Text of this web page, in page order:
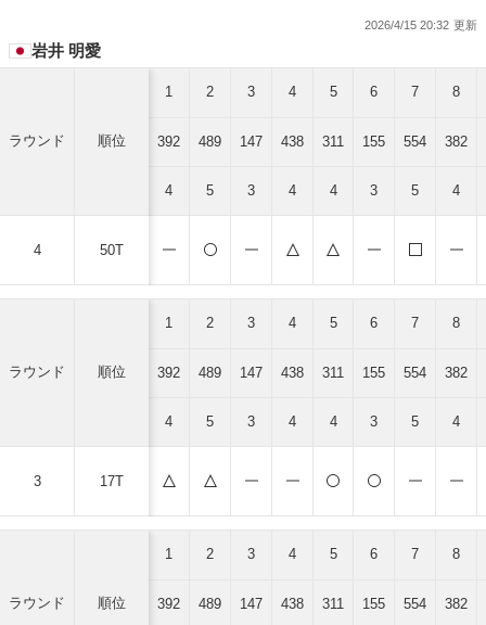
2026/4/15 20:32
岩井 明愛
ラウンド 順位
4 50T
1 2 3 4 5 6 7 8
392 489 147 438 311 155 554 382
4 5 3 4 4 3 5 4
ラウンド 順位
3 17T
1 2 3 4 5 6 7 8
392 489 147 438 311 155 554 382
4 5 3 4 4 3 5 4
ラウンド 順位
1 2 3 4 5 6 7 8
392 489 147 438 311 155 554 382